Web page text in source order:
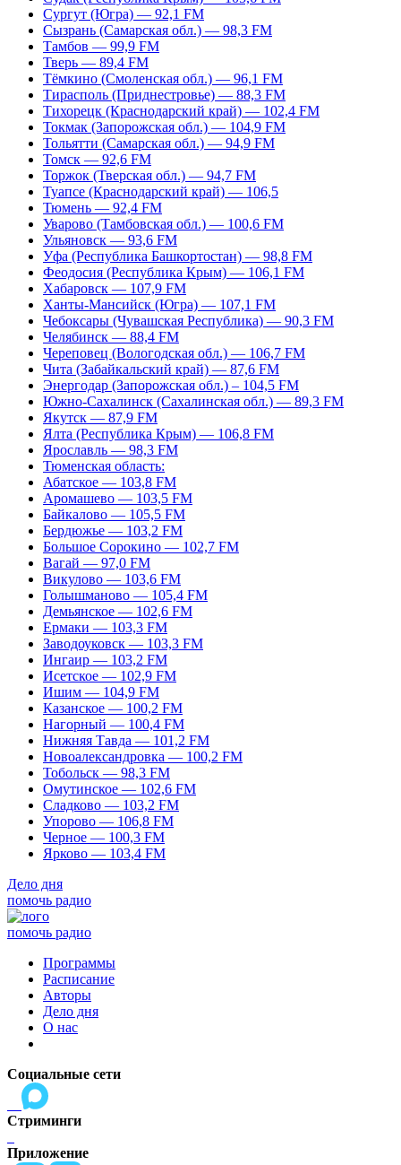
Сургут (Югра) — 92,1 FM
Сызрань (Самарская обл.) — 98,3 FM
Тамбов — 99,9 FM
Тверь — 89,4 FM
Тёмкино (Смоленская обл.) — 96,1 FM
Тирасполь (Приднестровье) — 88,3 FM
Тихорецк (Краснодарский край) — 102,4 FM
Токмак (Запорожская обл.) — 104,9 FM
Тольятти (Самарская обл.) — 94,9 FM
Томск — 92,6 FM
Торжок (Тверская обл.) — 94,7 FM
Туапсе (Краснодарский край) — 106,5
Тюмень — 92,4 FM
Уварово (Тамбовская обл.) — 100,6 FM
Ульяновск — 93,6 FM
Уфа (Республика Башкортостан) — 98,8 FM
Феодосия (Республика Крым) — 106,1 FM
Хабаровск — 107,9 FM
Ханты-Мансийск (Югра) — 107,1 FM
Чебоксары (Чувашская Республика) — 90,3 FM
Челябинск — 88,4 FM
Череповец (Вологодская обл.) — 106,7 FM
Чита (Забайкальский край) — 87,6 FM
Энергодар (Запорожская обл.) – 104,5 FM
Южно-Сахалинск (Сахалинская обл.) — 89,3 FM
Якутск — 87,9 FM
Ялта (Республика Крым) — 106,8 FM
Ярославль — 98,3 FM
Тюменская область:
Абатское — 103,8 FM
Аромашево — 103,5 FM
Байкалово — 105,5 FM
Бердюжье — 103,2 FM
Большое Сорокино — 102,7 FM
Вагай — 97,0 FM
Викулово — 103,6 FM
Голышманово — 105,4 FM
Демьянское — 102,6 FM
Ермаки — 103,3 FM
Заводоуковск — 103,3 FM
Ингаир — 103,2 FM
Исетское — 102,9 FM
Ишим — 104,9 FM
Казанское — 100,2 FM
Нагорный — 100,4 FM
Нижняя Тавда — 101,2 FM
Новоалександровка — 100,2 FM
Тобольск — 98,3 FM
Омутинское — 102,6 FM
Сладково — 103,2 FM
Упорово — 106,8 FM
Черное — 100,3 FM
Ярково — 103,4 FM
Дело дня
помочь радио
помочь радио
Программы
Расписание
Авторы
Дело дня
О нас
Социальные сети
Стриминги
Приложение